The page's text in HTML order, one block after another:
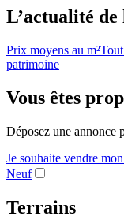
L’actualité
Prix moyens au m²
patrimoine
Vous êtes
Déposez une annonce
Je souhaite vendre
Neuf
Terrains